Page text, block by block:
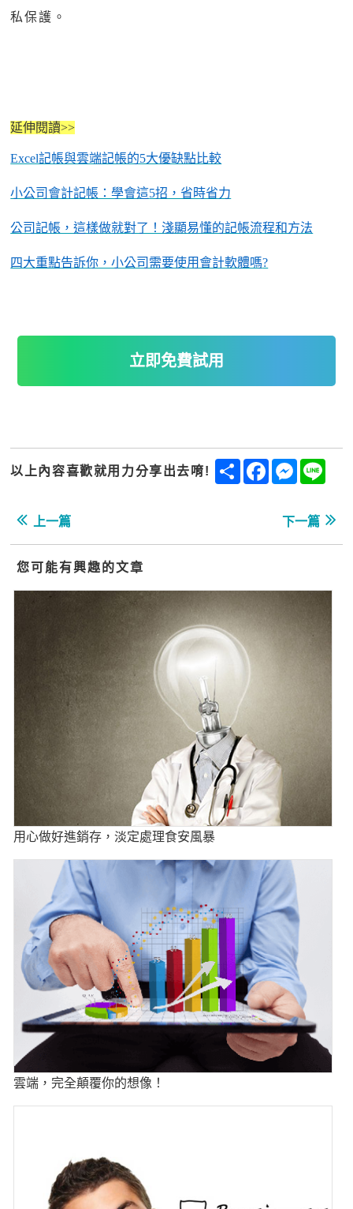
私保護。
延伸閱讀>>
Excel記帳與雲端記帳的5大優缺點比較
小公司會計記帳：學會這5招，省時省力
公司記帳，這樣做就對了！淺顯易懂的記帳流程和方法
四大重點告訴你，小公司需要使用會計軟體嗎?
立即免費試用
以上內容喜歡就用力分享出去唷! ShareFacebook
上一篇 下一篇
您可能有興趣的文章
用心做好進銷存，淡定處理食安風暴
雲端，完全顛覆你的想像！